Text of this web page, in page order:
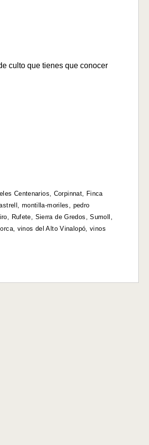
culto que tienes que conocer
Centenarios Corpinnat
Finca
montilla-moriles
pedro
Rufete Sierra de Gredos ,Sumoll
, vinos del Alto Vinalopó vinos